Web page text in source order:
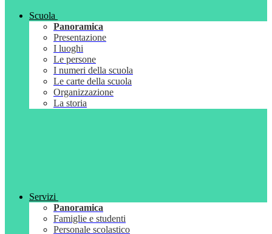
Scuola
Panoramica
Presentazione
I luoghi
Le persone
I numeri della scuola
Le carte della scuola
Organizzazione
La storia
Servizi
Panoramica
Famiglie e studenti
Personale scolastico